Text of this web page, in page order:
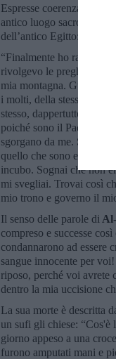
Espresse coerenza con
antico luogo sacro Tutto
dell’antico Egitto:
“Finalmente ho
rivolgevo le preghiere,
mia montagna. Guardo
i molti, della stessa
stesso, dappertutto.
poiché sono il Padre ed
sgorgano da me. Sono
quello che sono e
incubo. Sognai che non
mi svegliai. Trovai così
mio trono e governo il
Il senso delle parole di
compreso e successe
condannarono ad
sangue innocente per
riposo, perché voi avrete
dentro la mia uccisione
La sua morte è descritta
un sufi gli chiese: “Cos'è
giorno appeso a una
furono amputati mani e